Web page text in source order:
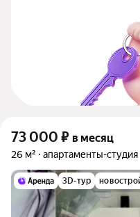
73 000 ₽ в месяц
26 м² апартаменты-студия
3D-тур